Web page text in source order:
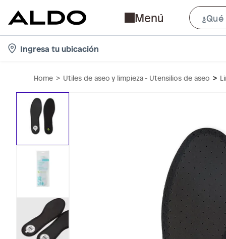
Menú
Ingresa tu ubicación
Home Utiles de aseo y limpieza - Utensilios de aseo